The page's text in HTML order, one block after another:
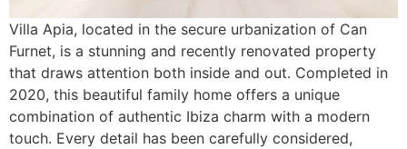
Villa Apia, located in the secure urbanization of Can
Furnet, is a stunning and recently renovated property
that draws attention both inside and out. Completed in
2020, this beautiful family home offers a unique
combination of authentic Ibiza charm with a modern
touch. Every detail has been carefully considered,